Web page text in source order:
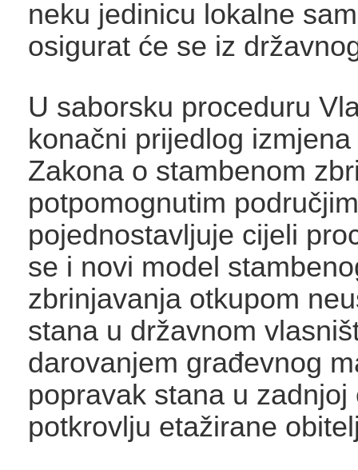
neku jedinicu lokalne
osigurat će se iz
U saborsku proceduru
konačni prijedlog
Zakona o stambenom
potpomognutim
pojednostavljuje cijeli
se i novi model
zbrinjavanja otkupom
stana u državnom
darovanjem građevnog
popravak stana u zadnjoj
potkrovlju etažirane